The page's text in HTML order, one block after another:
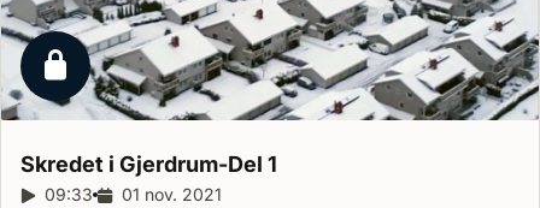
Låst reportage
Skredet i Gjerdrum-Del 1
Reportagelängd:
09:33 Releasedatum:
01 nov. 2021